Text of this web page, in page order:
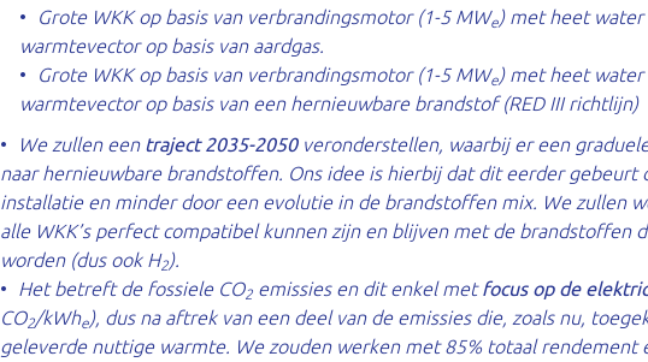
Grote WKK op basis van verbrandingsmotor (1-5 MWe) met heet water
warmtevector op basis van aardgas.
Grote WKK op basis van verbrandingsmotor (1-5 MWe) met heet water
warmtevector op basis van een hernieuwbare brandstof (RED III richtlijn)
We zullen een traject 2035-2050veronderstellen, waarbij er een
naar hernieuwbare brandstoffen. Ons idee is hierbij dat dit eerder gebeurt
installatie en minder door een evolutie in de brandstoffen mix. We zullen
alle WKK’s perfect compatibel kunnen zijn en blijven met de brandstoffen
worden (dus ook H2).
Het betreft de fossiele CO2 emissies en dit enkel metfocus op de
CO2/kWhe), dus na aftrek van een deel van de emissies die, zoals nu,
geleverde nuttige warmte. We zouden werken met 85% totaal rendement